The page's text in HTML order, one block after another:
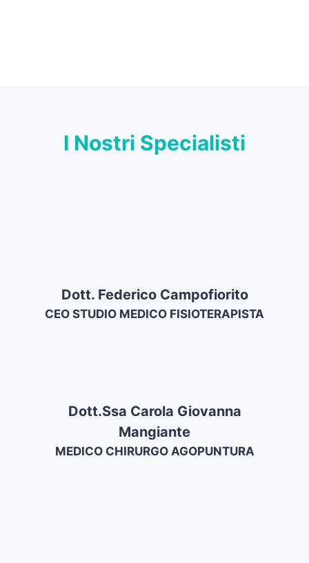
I Nostri Specialisti
Dott. Federico Campofiorito
CEO STUDIO MEDICO FISIOTERAPISTA
Dott.ssa Carola Giovanna
Mangiante
MEDICO CHIRURGO AGOPUNTURA